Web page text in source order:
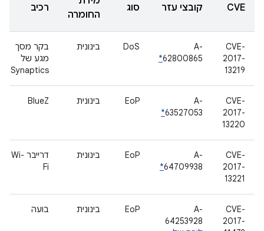
CVE קובצי עזר סוג
החומרה
רכיב
CVE-
2017-
13219
A-
62800865
*
DoS בינונית
בקר מסך
מגע של
Synaptics
CVE-
2017-
13220
A-
63527053
*
EoP בינונית BlueZ
CVE-
2017-
13221
A-
64709938
*
EoP בינונית
דרייבר Wi-
Fi
CVE-
2017-
A-
64253928
EoP בינונית בועה